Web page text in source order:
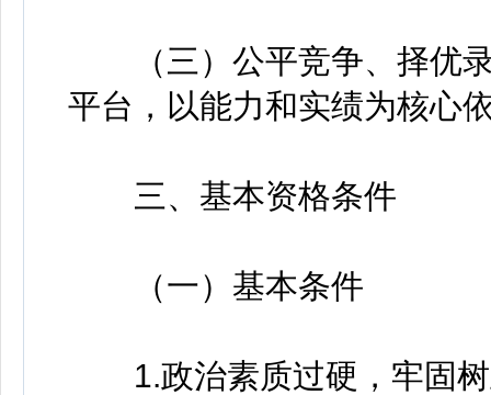
（三）公平竞争、择优录
平台，以能力和实绩为核心
三、基本资格条件
（一）基本条件
1.政治素质过硬，牢固树